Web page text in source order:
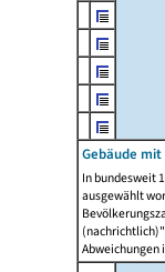
Gebäude mit
In bundesweit
ausgewählt
Abweichungen